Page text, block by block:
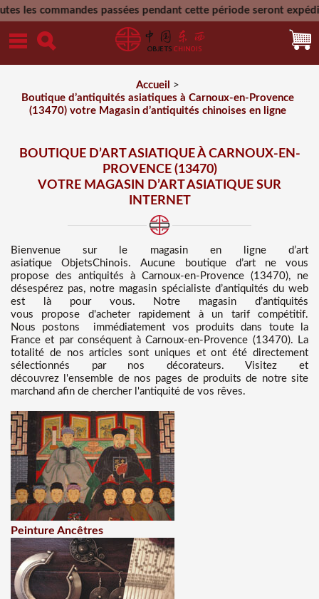
passées pendant cette période seront expédiée le
Accueil
>
Boutique d’antiquités asiatiques à Carnoux-en-Provence
(13470) votre Magasin d’antiquités chinoises en ligne
BOUTIQUE D’ART ASIATIQUE À CARNOUX-EN-
PROVENCE (13470)
VOTRE MAGASIN D’ART ASIATIQUE SUR
INTERNET
Bienvenue sur
le magasin en ligne d’art
asiatiqueObjetsChinois. Aucune boutique d’art ne vous
propose des antiquités à Carnoux-en-Provence (13470), ne
désespérez pas, notre magasin spécialiste d’antiquités du web
est là pour vous. Notre magasin d’antiquités
vous propose d'acheter rapidement à un tarif compétitif.
Nous postons immédiatement vos produits dans toute la
France et par conséquent à Carnoux-en-Provence (13470). La
totalité de nos articles sont uniques et ont été directement
sélectionnés par nos décorateurs. Visitez et
découvrez l'ensemble de nos pages de produits de notre site
marchand afin de chercher l'antiquité de vos rêves.
Peinture Ancêtres